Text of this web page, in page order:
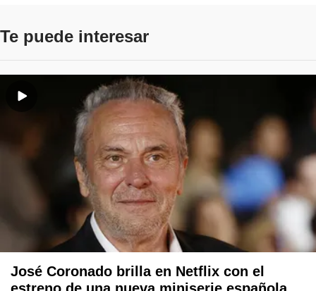
Te puede interesar
José Coronado brilla en Netflix con el